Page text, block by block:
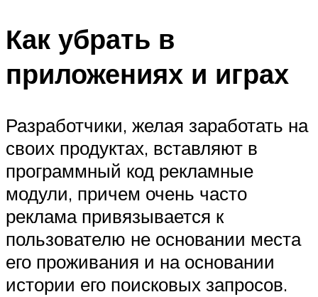
Как убрать в
приложениях и играх
Разработчики, желая заработать на
своих продуктах, вставляют в
программный код рекламные
модули, причем очень часто
реклама привязывается к
пользователю не основании места
его проживания и на основании
истории его поисковых запросов.